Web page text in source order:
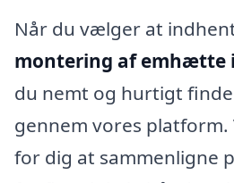
Når du vælger at
montering af emhætte
du nemt og hurtigt
gennem vores platform.
for dig at sammenligne